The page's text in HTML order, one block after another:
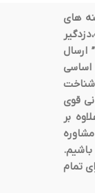
های
ارسال
اساسی
ایران، شناخت
قوی
بر
تمام